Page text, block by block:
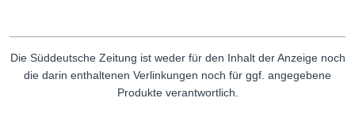
Die Süddeutsche Zeitung ist weder für den Inhalt der Anzeige noch
die darin enthaltenen Verlinkungen noch für ggf. angegebene
Produkte verantwortlich.